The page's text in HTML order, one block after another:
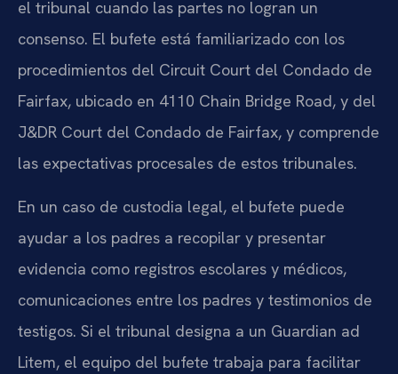
el tribunal cuando las partes no logran un
consenso. El bufete está familiarizado con los
procedimientos del Circuit Court del Condado de
Fairfax, ubicado en 4110 Chain Bridge Road, y del
J&DR Court del Condado de Fairfax, y comprende
las expectativas procesales de estos tribunales.
En un caso de custodia legal, el bufete puede
ayudar a los padres a recopilar y presentar
evidencia como registros escolares y médicos,
comunicaciones entre los padres y testimonios de
testigos. Si el tribunal designa a un Guardian ad
Litem, el equipo del bufete trabaja para facilitar